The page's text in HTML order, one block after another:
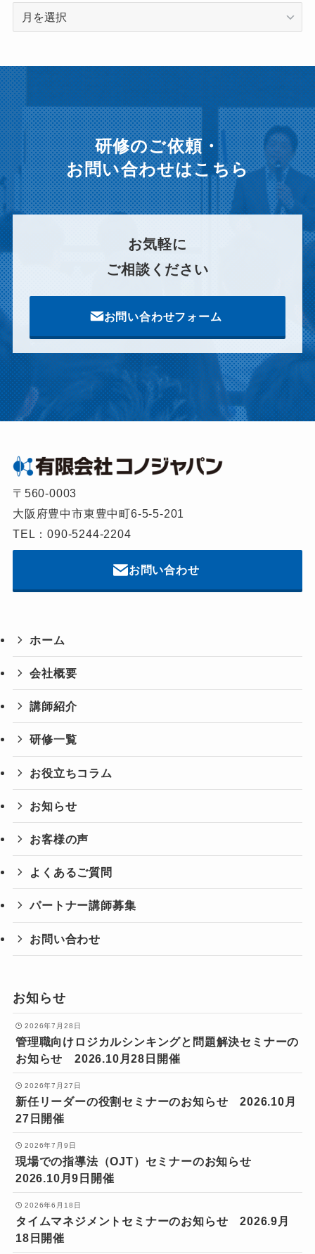
ー
イ
ブ
研修のご依頼・
お問い合わせはこちら
お気軽に
ご相談ください
お問い合わせフォーム
〒560-0003
大阪府豊中市東豊中町6-5-5-201
TEL：090-5244-2204
お問い合わせ
ホーム
会社概要
講師紹介
研修一覧
お役立ちコラム
お知らせ
お客様の声
よくあるご質問
パートナー講師募集
お問い合わせ
お知らせ
2026年7月28日
管理職向けロジカルシンキングと問題解決セミナーの
お知らせ 2026.10月28日開催
2026年7月27日
新任リーダーの役割セミナーのお知らせ 2026.10月
27日開催
2026年7月9日
現場での指導法（OJT）セミナーのお知らせ
2026.10月9日開催
2026年6月18日
タイムマネジメントセミナーのお知らせ 2026.9月
18日開催